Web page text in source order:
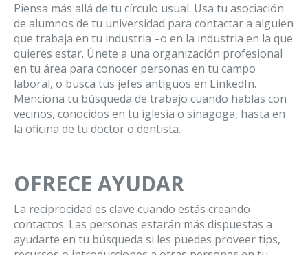
Piensa más allá de tu círculo usual. Usa tu asociación
de alumnos de tu universidad para contactar a alguien
que trabaja en tu industria –o en la industria en la que
quieres estar. Únete a una organización profesional
en tu área para conocer personas en tu campo
laboral, o busca tus jefes antiguos en LinkedIn.
Menciona tu búsqueda de trabajo cuando hablas con
vecinos, conocidos en tu iglesia o sinagoga, hasta en
la oficina de tu doctor o dentista.
OFRECE AYUDAR
La reciprocidad es clave cuando estás creando
contactos. Las personas estarán más dispuestas a
ayudarte en tu búsqueda si les puedes proveer tips,